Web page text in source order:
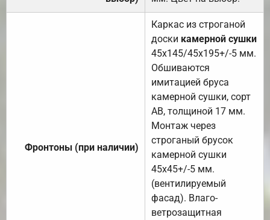
Фронтоны (при наличии)
Каркас из строганой
доски камерной сушки
45х145/45х195+/-5 мм.
Обшиваются
имитацией бруса
камерной сушки, сорт
АВ, толщиной 17 мм.
Монтаж через
строганый брусок
камерной сушки
45х45+/-5 мм.
(вентилируемый
фасад). Влаго-
ветрозащитная